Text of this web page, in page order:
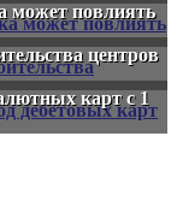
может повлиять
центров
карт с 1